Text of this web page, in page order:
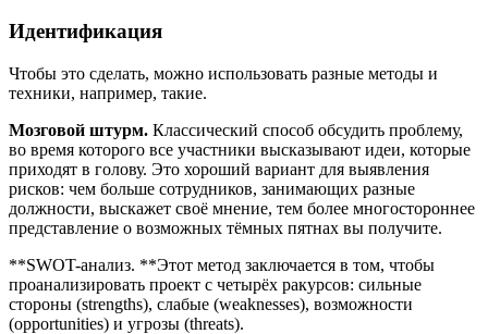
Идентификация
Чтобы это сделать, можно использовать разные методы и
техники, например, такие.
Мозговой штурм. Классический способ обсудить проблему,
во время которого все участники высказывают идеи, которые
приходят в голову. Это хороший вариант для выявления
рисков: чем больше сотрудников, занимающих разные
должности, выскажет своё мнение, тем более многостороннее
представление о возможных тёмных пятнах вы получите.
**SWOT-анализ. **Этот метод заключается в том, чтобы
проанализировать проект с четырёх ракурсов: сильные
стороны (strengths), слабые (weaknesses), возможности
(opportunities) и угрозы (threats).